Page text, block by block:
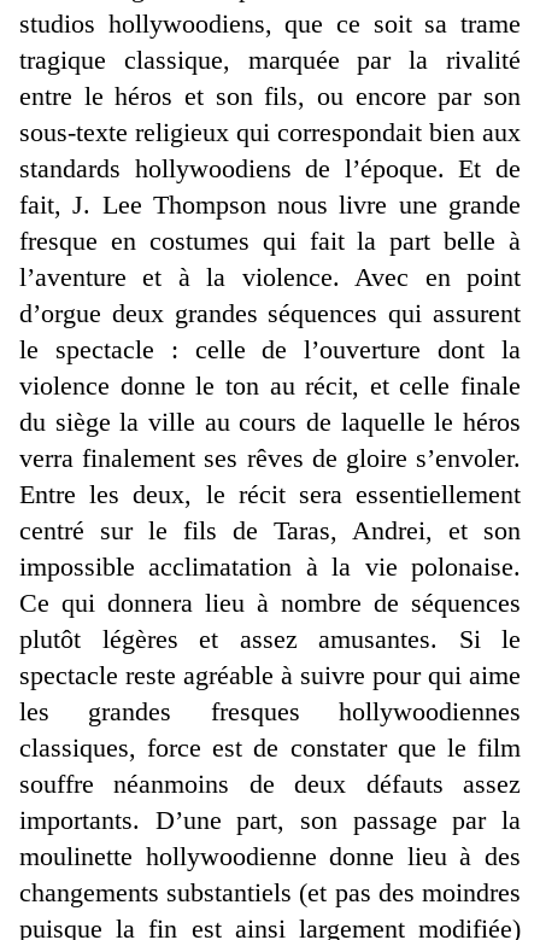
studios hollywoodiens, que ce soit sa trame
tragique classique, marquée par la rivalité
entre le héros et son fils, ou encore par son
sous-texte religieux qui correspondait bien aux
standards hollywoodiens de l’époque. Et de
fait, J. Lee Thompson nous livre une grande
fresque en costumes qui fait la part belle à
l’aventure et à la violence. Avec en point
d’orgue deux grandes séquences qui assurent
le spectacle : celle de l’ouverture dont la
violence donne le ton au récit, et celle finale
du siège la ville au cours de laquelle le héros
verra finalement ses rêves de gloire s’envoler.
Entre les deux, le récit sera essentiellement
centré sur le fils de Taras, Andrei, et son
impossible acclimatation à la vie polonaise.
Ce qui donnera lieu à nombre de séquences
plutôt légères et assez amusantes. Si le
spectacle reste agréable à suivre pour qui aime
les grandes fresques hollywoodiennes
classiques, force est de constater que le film
souffre néanmoins de deux défauts assez
importants. D’une part, son passage par la
moulinette hollywoodienne donne lieu à des
changements substantiels (et pas des moindres
puisque la fin est ainsi largement modifiée)